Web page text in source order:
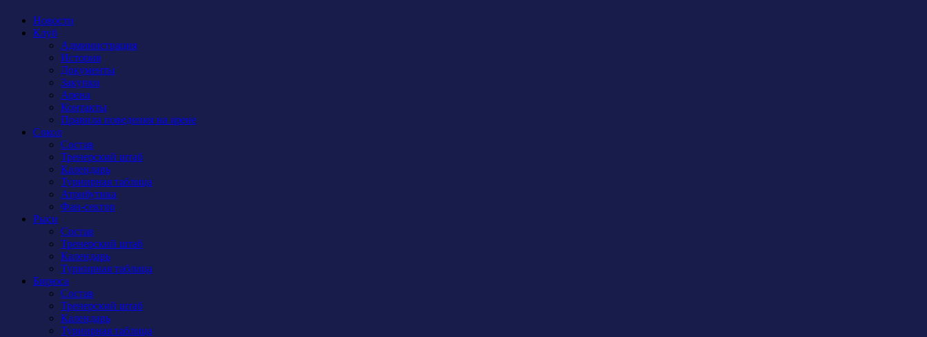
Новости
Клуб
Администрация
История
Документы
Закупки
Арена
Контакты
Правила поведения на арене
Сокол
Состав
Тренерский штаб
Календарь
Турнирная таблица
Атрибутика
Фан-сектор
Рыси
Состав
Тренерский штаб
Календарь
Турнирная таблица
Бирюса
Состав
Тренерский штаб
Календарь
Турнирная таблица